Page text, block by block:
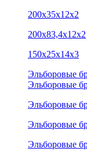
200х35х12х2
200х83,4х12х2
150х25х14х3
Эльборовые
Эльборовые
Эльборовые
Эльборовые
Эльборовые